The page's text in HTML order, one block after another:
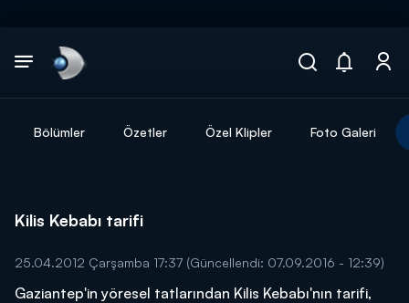
Bölümler Özetler Özel Klipler Foto Galeri
Kilis Kebabı tarifi
25.04.2012 Çarşamba 17:37 (Güncellendi: 07.09.2016 - 12:39)
Gaziantep'in yöresel tatlarından Kilis Kebabı'nın tarifi,